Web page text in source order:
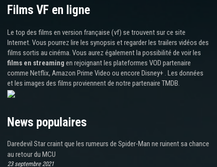
Films VF en ligne
Le top des films en version française (vf) se trouvent sur ce site
Internet. Vous pourrez lire les synopsis et regarder les trailers vidéos des
films sortis au cinéma. Vous aurez également la possibilité de voir les
films en streaming en rejoignant les plateformes VOD partenaire
comme Netflix, Amazon Prime Video ou encore Disney+ . Les données
et les images des films proviennent de notre partenaire TMDB.
News populaires
Daredevil Star craint que les rumeurs de Spider-Man ne ruinent sa chance
au retour du MCU
23 septembre 2021